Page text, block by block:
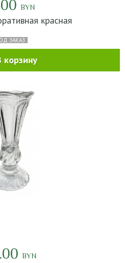
BYN
красная
ЗАКАЗ
корзину
BYN